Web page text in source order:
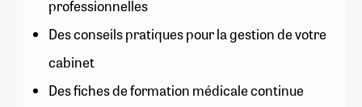
professionnelles
Des conseils pratiques pour la gestion de votre
cabinet
Des fiches de formation médicale continue